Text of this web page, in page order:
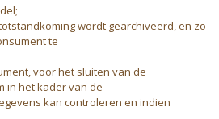
wordt gearchiveerd, en zo
te
voor het sluiten van de
in het kader van de
kan controleren en indien